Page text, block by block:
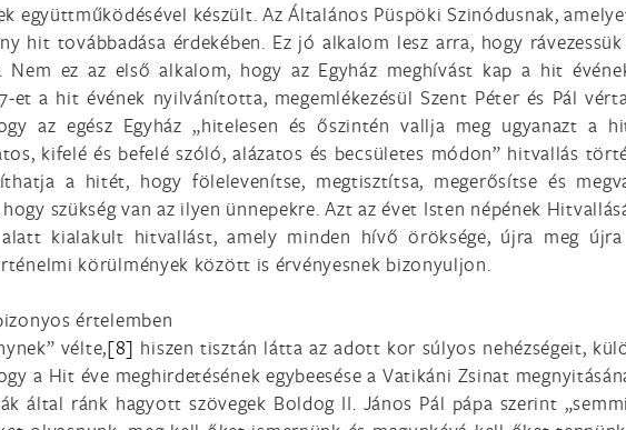
együttműködésével készült. Az Általános Püspöki Szinódusnak,
hit továbbadása érdekében. Ez jó alkalom lesz arra, hogy
Nem ez az első alkalom, hogy az Egyház meghívást kap a hit
et a hit évének nyilvánította, megemlékezésül Szent Péter és Pál
az egész Egyház „hitelesen és őszintén vallja meg ugyanazt a
kifelé és befelé szóló, alázatos és becsületes módon” hitvallás
a hitét, hogy fölelevenítse, megtisztítsa, megerősítse és
szükség van az ilyen ünnepekre. Azt az évet Isten népének
kialakult hitvallást, amely minden hívő öröksége, újra meg
körülmények között is érvényesnek bizonyuljon.
értelemben
vélte,[8] hiszen tisztán látta az adott kor súlyos nehézségeit,
a Hit éve meghirdetésének egybeesése a Vatikáni Zsinat
által ránk hagyott szövegek Boldog II. János Pál pápa szerint